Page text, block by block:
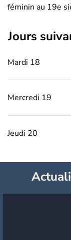
féminin au 19e
jours
Mardi 18
Mercredi 19
Jeudi 20